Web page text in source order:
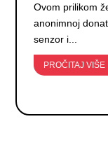
Ovom prilikom
anonimnoj
senzor i...
PROČITAJ VIŠE